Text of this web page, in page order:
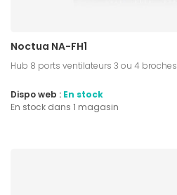
Noctua NA-FH1
Hub 8 ports ventilateurs 3 ou 4 broches
Dispo web : En stock
En stock dans 1 magasin